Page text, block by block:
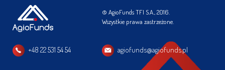
© AgioFunds TFI S.A., 2016.
Wszystkie prawa zastrzeżone.
+48 22 531 54 54 agiofunds@agiofunds.pl